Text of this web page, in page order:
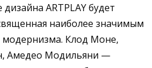
ARTPLAY будет
наиболее значимым
модернизма. Клод Моне,
Амедео Модильяни —